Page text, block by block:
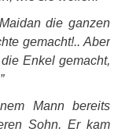
die ganzen
gemacht!.. Aber
Enkel gemacht,
Mann bereits
Sohn. Er kam